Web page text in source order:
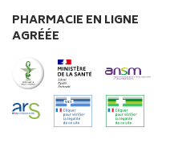
PHARMACIE EN LIGNE
AGRÉÉE